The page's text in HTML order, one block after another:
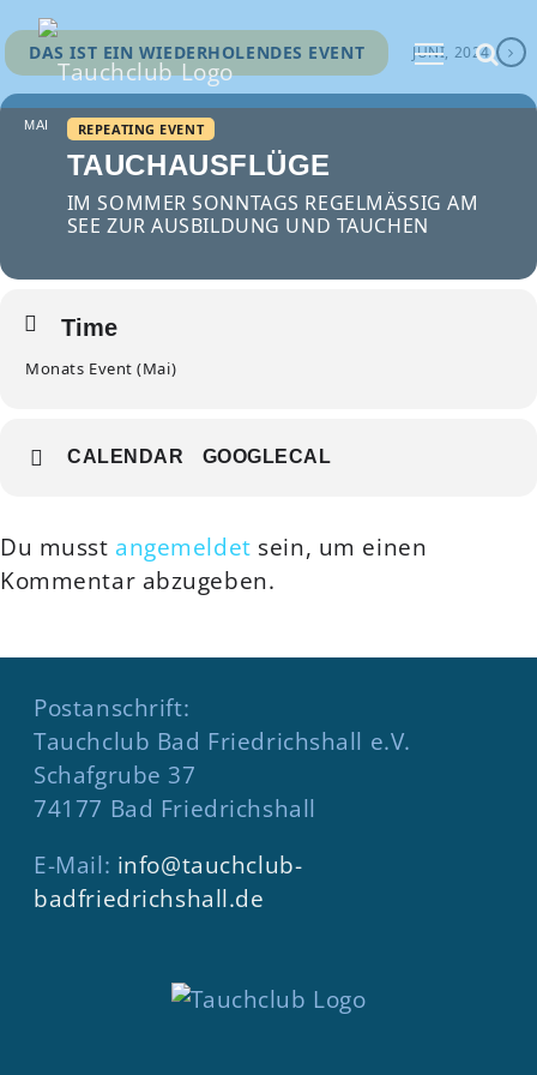
DAS IST EIN WIEDERHOLENDES EVENT JUNI, 2024
MAI REPEATING EVENT
TAUCHAUSFLÜGE
IM SOMMER SONNTAGS REGELMÄSSIG AM S
EE ZUR AUSBILDUNG UND TAUCHEN
Time
Monats Event (Mai)
CALENDAR GOOGLECAL
Du musst angemeldet sein, um einen
Kommentar abzugeben.
Postanschrift:
Tauchclub Bad Friedrichshall e.V.
Schafgrube 37
74177 Bad Friedrichshall
E-Mail: info@tauchclub-
badfriedrichshall.de